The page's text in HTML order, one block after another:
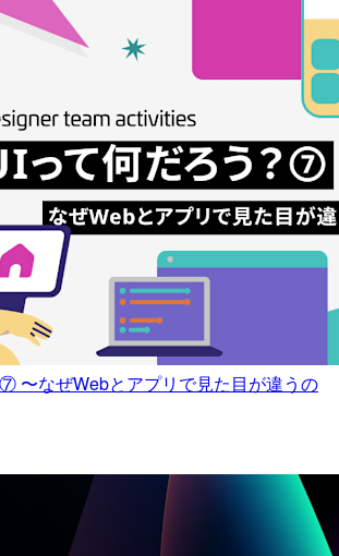
〜なぜWebとアプリで見た目が違うの